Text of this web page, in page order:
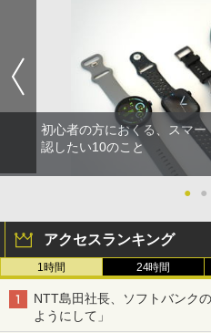
初心者の方におくる、スマ
認したい10のこと
● ●
アクセスランキング
1時間 24時間
NTT島田社長、ソフトバンク
ようにして」